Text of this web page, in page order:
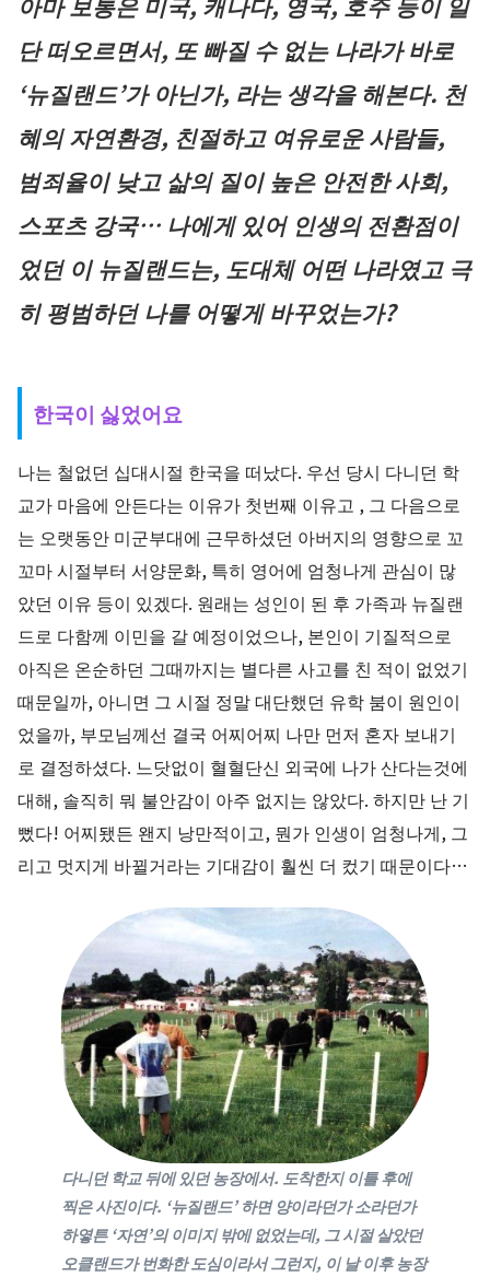
단 떠오르면서, 또 빠질 수 없는 나라가 바로
‘뉴질랜드’가 아닌가, 라는 생각을 해본다. 천
혜의 자연환경, 친절하고 여유로운 사람들,
범죄율이 낮고 삶의 질이 높은 안전한 사회,
스포츠 강국… 나에게 있어 인생의 전환점이
었던 이 뉴질랜드는, 도대체 어떤 나라였고 극
히 평범하던 나를 어떻게 바꾸었는가?
한국이 싫었어요
나는 철없던 십대시절 한국을 떠났다. 우선 당시 다니던 학
교가 마음에 안든다는 이유가 첫번째 이유고 , 그 다음으로
는 오랫동안 미군부대에 근무하셨던 아버지의 영향으로 꼬
꼬마 시절부터 서양문화, 특히 영어에 엄청나게 관심이 많
았던 이유 등이 있겠다. 원래는 성인이 된 후 가족과 뉴질랜
드로 다함께 이민을 갈 예정이었으나, 본인이 기질적으로
아직은 온순하던 그때까지는 별다른 사고를 친 적이 없었기
때문일까, 아니면 그 시절 정말 대단했던 유학 붐이 원인이
었을까, 부모님께선 결국 어찌어찌 나만 먼저 혼자 보내기
로 결정하셨다. 느닷없이 혈혈단신 외국에 나가 산다는것에
대해, 솔직히 뭐 불안감이 아주 없지는 않았다. 하지만 난 기
뻤다! 어찌됐든 왠지 낭만적이고, 뭔가 인생이 엄청나게, 그
리고 멋지게 바뀔거라는 기대감이 훨씬 더 컸기 때문이다…
다니던학교 뒤에 있던 농장에서. 도착한지 이틀 후에
찍은 사진이다. ‘뉴질랜드’ 하면 양이라던가 소라던가
하옇튼 ‘자연’의 이미지 밖에 없었는데, 그 시절 살았던
오클랜드가 번화한 도심이라서 그런지, 이 날 이후 농장